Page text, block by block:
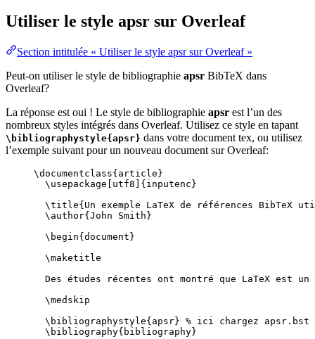
Utiliser le style apsr sur Overleaf
Section intitulée « Utiliser le style apsr sur Overleaf »
Peut-on utiliser le style de bibliographie apsr BibTeX dans
Overleaf?
La réponse est oui ! Le style de bibliographie apsr est l’un des
nombreux styles intégrés dans Overleaf. Utilisez ce style en tapant
\bibliographystyle{apsr} dans votre document tex, ou utilisez
l’exemple suivant pour un nouveau document sur Overleaf:
\documentclass{ article }
\usepackage
utf8 ]{ inputenc }
\title{Un exemple LaTeX de références
\author{John Smith}
\begin{ document }
\maketitle
Des études récentes ont montré que LaTeX est
\medskip
\bibliographystyle{apsr} % ici chargez apsr.bst
\bibliography{bibliography}